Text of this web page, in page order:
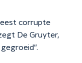
corrupte
De Gruyter,